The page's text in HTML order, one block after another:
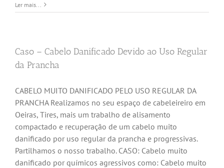
Ler mais...
Caso – Cabelo Danificado Devido ao Uso Regular
da Prancha
CABELO MUITO DANIFICADO PELO USO REGULAR DA
PRANCHA Realizamos no seu espaço de cabeleireiro em
Oeiras, Tires, mais um trabalho de alisamento
compactado e recuperação de um cabelo muito
danificado por uso regular da prancha e progressivas.
Partilhamos o nosso trabalho. CASO: Cabelo muito
danificado por químicos agressivos como: Cabelo muito